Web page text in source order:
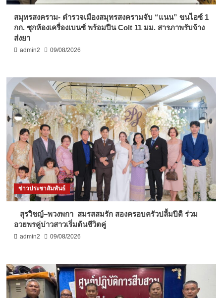
สมุทรสงคราม- ตำรวจเมืองสมุทรสงครามจับ “แนน” ขนไอซ์ 1
กก. ซุกห้องเครื่องเบนซ์ พร้อมปืน Colt 11 มม. สารภาพรับจ้าง
ส่งยา
admin2 09/08/2026
ข่าวประชาสัมพันธ์
สุรวิชญ์–พวงพกา สมรสสมรัก สองครอบครัวปลื้มปีติ ร่วม
อวยพรคู่บ่าวสาวเริ่มต้นชีวิตคู่
admin2 09/08/2026